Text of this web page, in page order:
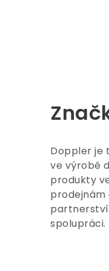
Doppler je
ve výrobě
produkty
prodejnám
spolupráci.